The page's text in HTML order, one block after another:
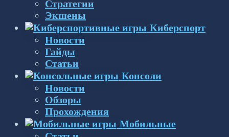
Стратегии
Экшены
Киберспорт
Новости
Гайды
Статьи
Консоли
Новости
Обзоры
Прохождения
Мобильные